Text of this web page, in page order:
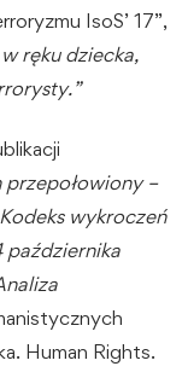
IsoS’ 17”,
ręku dziecka,
przepołowiony –
wykroczeń
października
Human Rights.